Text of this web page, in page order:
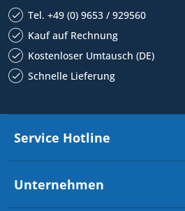
Tel. +49 (0) 9653 / 929560
Kauf auf Rechnung
Kostenloser Umtausch (DE)
Schnelle Lieferung
Service Hotline
Unternehmen